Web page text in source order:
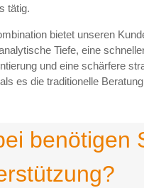
tätig.
bietet unseren
Tiefe, eine
und eine schärfere
es die traditionelle
benötigen